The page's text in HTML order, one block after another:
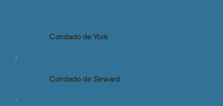
Condado de York
Condado de Seward